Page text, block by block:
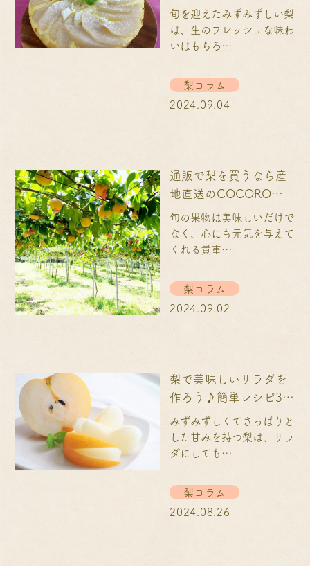
イーツのレシピを3選！
旬を迎えたみずみずしい梨
は、生のフレッシュな味わ
いはもちろ…
梨コラム
2024.09.04
通販で梨を買うなら産
地直送のCOCORO
FARM│お取り寄せフル
ーツ
旬の果物は美味しいだけで
なく、心にも元気を与えて
くれる貴重…
梨コラム
2024.09.02
梨で美味しいサラダを
作ろう♪簡単レシピ3選
を紹介します
みずみずしくてさっぱりと
した甘みを持つ梨は、サラ
ダにしても…
梨コラム
2024.08.26